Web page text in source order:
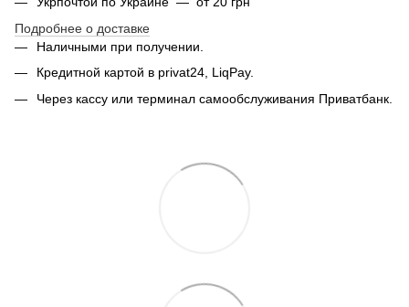
Подробнее о доставке
Наличными при получении.
Кредитной картой в privat24, LiqPay.
Через кассу или терминал самообслуживания Приватбанк.